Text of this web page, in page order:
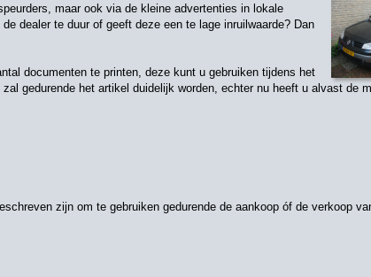
maar ook via de kleine advertenties in lokale
dealer te duur of geeft deze een te lage inruilwaarde? Dan
documenten te printen, deze kunt u gebruiken tijdens het
gedurende het artikel duidelijk worden, echter nu heeft u alvast de
zijn om te gebruiken gedurende de aankoop óf de verkoop